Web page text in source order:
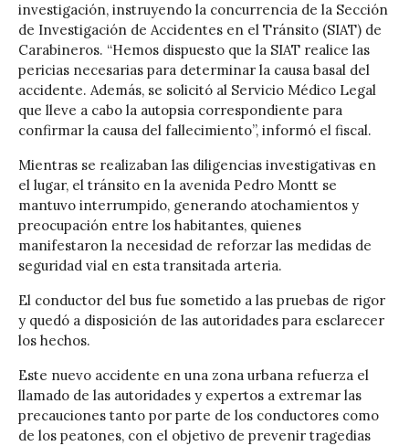
investigación, instruyendo la concurrencia de la Sección
de Investigación de Accidentes en el Tránsito (SIAT) de
Carabineros. “Hemos dispuesto que la SIAT realice las
pericias necesarias para determinar la causa basal del
accidente. Además, se solicitó al Servicio Médico Legal
que lleve a cabo la autopsia correspondiente para
confirmar la causa del fallecimiento”, informó el fiscal.
Mientras se realizaban las diligencias investigativas en
el lugar, el tránsito en la avenida Pedro Montt se
mantuvo interrumpido, generando atochamientos y
preocupación entre los habitantes, quienes
manifestaron la necesidad de reforzar las medidas de
seguridad vial en esta transitada arteria.
El conductor del bus fue sometido a las pruebas de rigor
y quedó a disposición de las autoridades para esclarecer
los hechos.
Este nuevo accidente en una zona urbana refuerza el
llamado de las autoridades y expertos a extremar las
precauciones tanto por parte de los conductores como
de los peatones, con el objetivo de prevenir tragedias